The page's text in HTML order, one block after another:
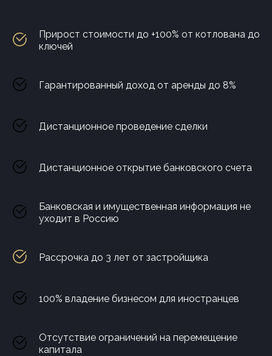
Прирост стоимости до +100% от котлована до
ключей
Гарантированный доход от аренды до 8%
Дистанционное проведение сделки
Дистанционное открытие банковского счета
Банковская и имущественная информация не
уходит в Россию
Рассрочка до 3 лет от застройщика
100% владение бизнесом для иностранцев
Отсутствие ограничений на перемещение
капитала